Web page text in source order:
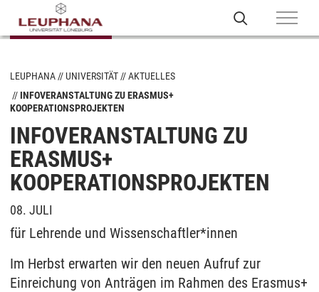
LEUPHANA UNIVERSITÄT
AKTUELLES
INFOVERANSTALTUNG ZU ERASMUS+
KOOPERATIONSPROJEKTEN
INFOVERANSTALTUNG ZU
ERASMUS+
KOOPERATIONSPROJEKTEN
08. JULI
für Lehrende und Wissenschaftler*innen
Im Herbst erwarten wir den neuen Aufruf zur
Einreichung von Anträgen im Rahmen des Erasmus+